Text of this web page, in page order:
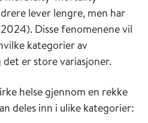
lever lengre, men har
Disse fenomenene vil
kategorier av
er store variasjoner.
helse gjennom en rekke
deles inn i ulike kategorier: